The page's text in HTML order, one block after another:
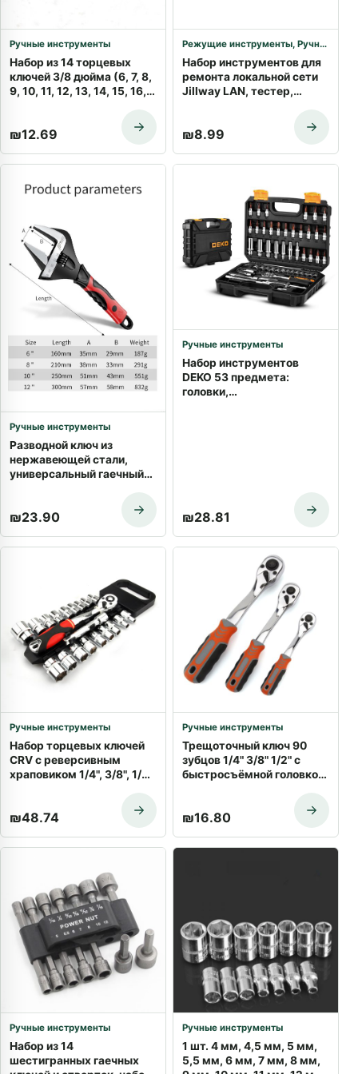
Ручные инструменты
Набор из 14 торцевых
ключей 3/8 дюйма (6, 7, 8,
9, 10, 11, 12, 13, 14, 15, 16,
шестигранные головки,
адаптер для бит,
ремонта автомобиля
₪12.69
Режущие инструменты, Ручные инструменты
Набор инструментов для
ремонта локальной сети
Jillway LAN, тестер,
кабельный тестер,
идентификации проводов,
обслуживания линии
₪8.99
Ручные инструменты
Разводной ключ из
нержавеющей стали,
универсальный гаечный
гаека, ручной инструмент
₪23.90
Ручные инструменты
Набор инструментов
DEKO 53 предмета:
головки,
₪28.81
Ручные инструменты
Набор торцевых ключей
CRV с реверсивным
храповиком 1/4", 3/8", 1/2"
₪48.74
Ручные инструменты
Трещоточный ключ 90
зубцов 1/4" 3/8" 1/2" с
быстросъёмной головкой
₪16.80
Ручные инструменты
Набор из 14
шестигранных гаечных
Ручные инструменты
1 шт. 4 мм, 4,5 мм, 5 мм,
5,5 мм, 6 мм, 7 мм, 8 мм,